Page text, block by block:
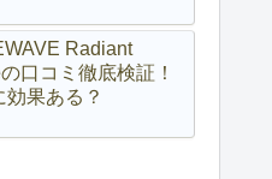
Radiant
口コミ徹底検証！
効果ある？